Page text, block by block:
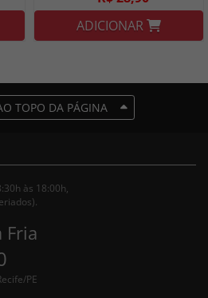
ADICIONAR
TOPO DA PÁGINA
às 18:00h,
Fria
PE